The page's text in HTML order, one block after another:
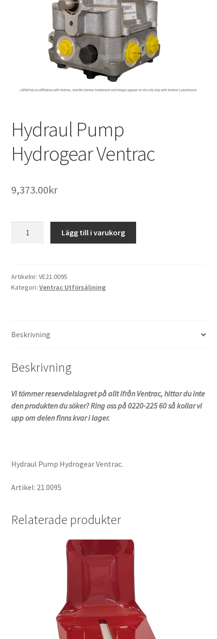
Kontakta oss
Hydraul Pump
Hydrogear Ventrac
9,373.00kr
mängd
Lägg till i varukorg
Artikelnr: VE21.0095
Kategori: Ventrac Utförsäljning
Beskrivning
Beskrivning
Vi tömmer reservdelslagret på allt ifrån Ventrac, hittar du inte
den produkten du söker? Ring oss på 0220-225 60 så kollar vi
upp om delen finns kvar i lager.
Hydraul Pump Hydrogear Ventrac.
Artikel: 21.0095
Relaterade produkter